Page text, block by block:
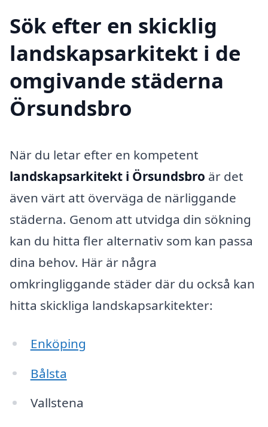
Sök efter en skicklig
landskapsarkitekt i de
omgivande städerna
Örsundsbro
När du letar efter en kompetent
landskapsarkitekt i Örsundsbro är det
även värt att överväga de närliggande
städerna. Genom att utvidga din sökning
kan du hitta fler alternativ som kan passa
dina behov. Här är några
omkringliggande städer där du också kan
hitta skickliga landskapsarkitekter:
Enköping
Bålsta
Vallstena